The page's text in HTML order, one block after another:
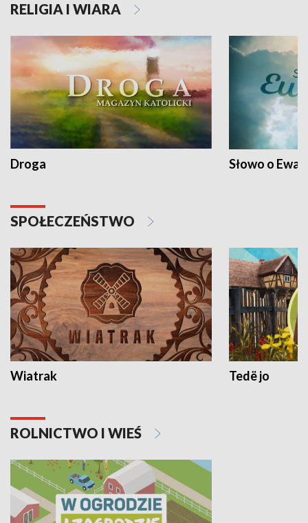
RELIGIA I WIARA
Droga Słowo o
SPOŁECZEŃSTWO
Wiatrak Tedë jo
ROLNICTWO I WIEŚ